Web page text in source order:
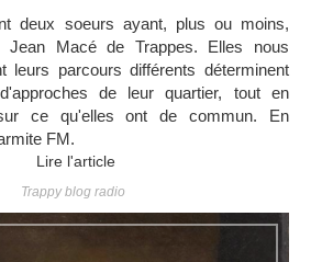
deux soeurs ayant, plus ou moins,
Jean Macé de Trappes. Elles nous
leurs parcours différents déterminent
de leur quartier, tout en
ce qu'elles ont de commun. En
FM.
Lire l'article
Trappy blog radio